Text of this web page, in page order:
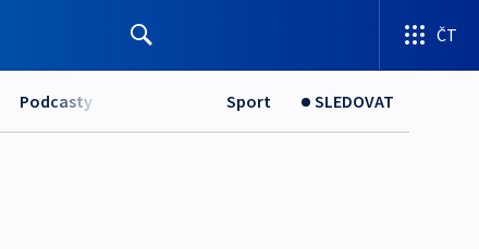
ČT
Podcasty Sport SLEDOVAT